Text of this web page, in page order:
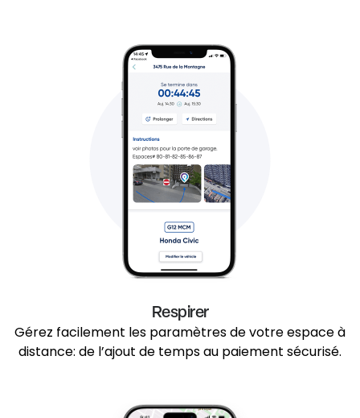
Respirer
Gérez facilement les paramètres de votre espace à
distance: de l’ajout de temps au paiement sécurisé.